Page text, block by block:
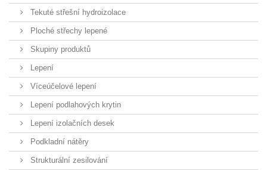
Tekuté střešní hydroizolace
Ploché střechy lepené
Skupiny produktů
Lepení
Víceúčelové lepení
Lepení podlahových krytin
Lepení izolačních desek
Podkladní nátěry
Strukturální zesilování